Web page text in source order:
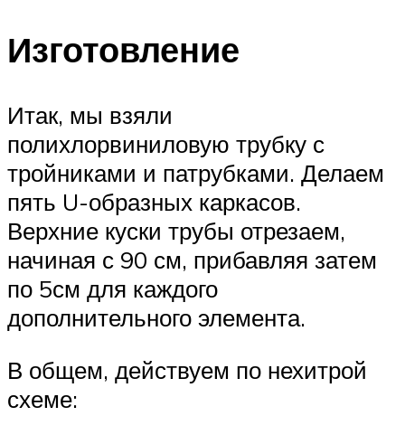
Изготовление
Итак, мы взяли
полихлорвиниловую трубку с
тройниками и патрубками. Делаем
пять U-образных каркасов.
Верхние куски трубы отрезаем,
начиная с 90 см, прибавляя затем
по 5см для каждого
дополнительного элемента.
В общем, действуем по нехитрой
схеме: